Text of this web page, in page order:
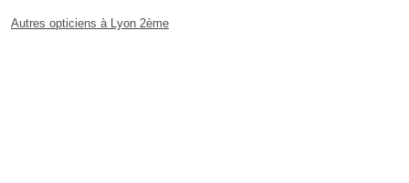
Autres opticiens à Lyon 2ème